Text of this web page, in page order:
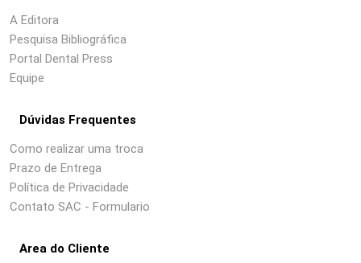
A Editora
Pesquisa Bibliográfica
Portal Dental Press
Equipe
Dúvidas Frequentes
Como realizar uma troca
Prazo de Entrega
Política de Privacidade
Contato SAC - Formulario
Area do Cliente